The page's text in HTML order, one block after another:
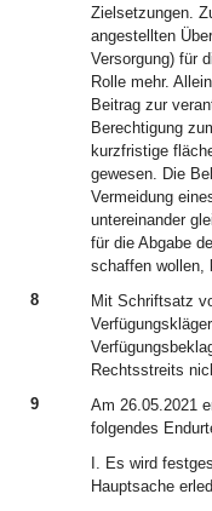
Zielsetzungen.
angestellten
Versorgung) für
Rolle mehr.
Beitrag zur
Berechtigung
kurzfristige
gewesen. Die
Vermeidung
untereinander
für die Abgabe
schaffen wollen,
8
Mit Schriftsatz
Rechtsstreits
9
Am 26.05.2021
folgendes
I. Es wird
Hauptsache